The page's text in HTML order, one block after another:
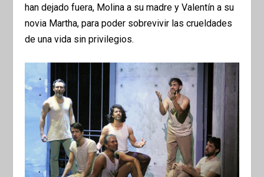
han dejado fuera, Molina a su madre y Valentín a su
novia Martha, para poder sobrevivir las crueldades
de una vida sin privilegios.